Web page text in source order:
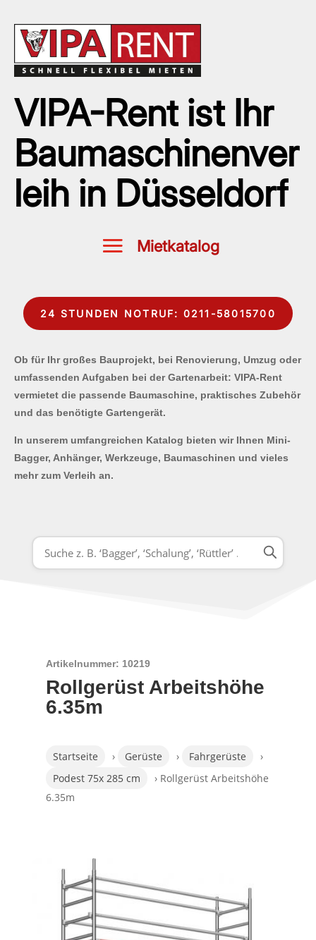
VIPA-Rent ist Ihr
Baumaschinenver
leih in Düsseldorf
24 STUNDEN NOTRUF: 0211-58015700
Ob für Ihr großes Bauprojekt, bei Renovierung, Umzug oder
umfassenden Aufgaben bei der Gartenarbeit: VIPA-Rent
vermietet die passende Baumaschine, praktisches Zubehör
und das benötigte Gartengerät.
In unserem umfangreichen Katalog bieten wir Ihnen Mini-
Bagger, Anhänger, Werkzeuge, Baumaschinen und vieles
mehr zum Verleih an.
Artikelnummer: 10219
Rollgerüst Arbeitshöhe
6.35m
Startseite › Gerüste › Fahrgerüste
›
Podest 75x 285 cm
› Rollgerüst Arbeitshöhe
6.35m